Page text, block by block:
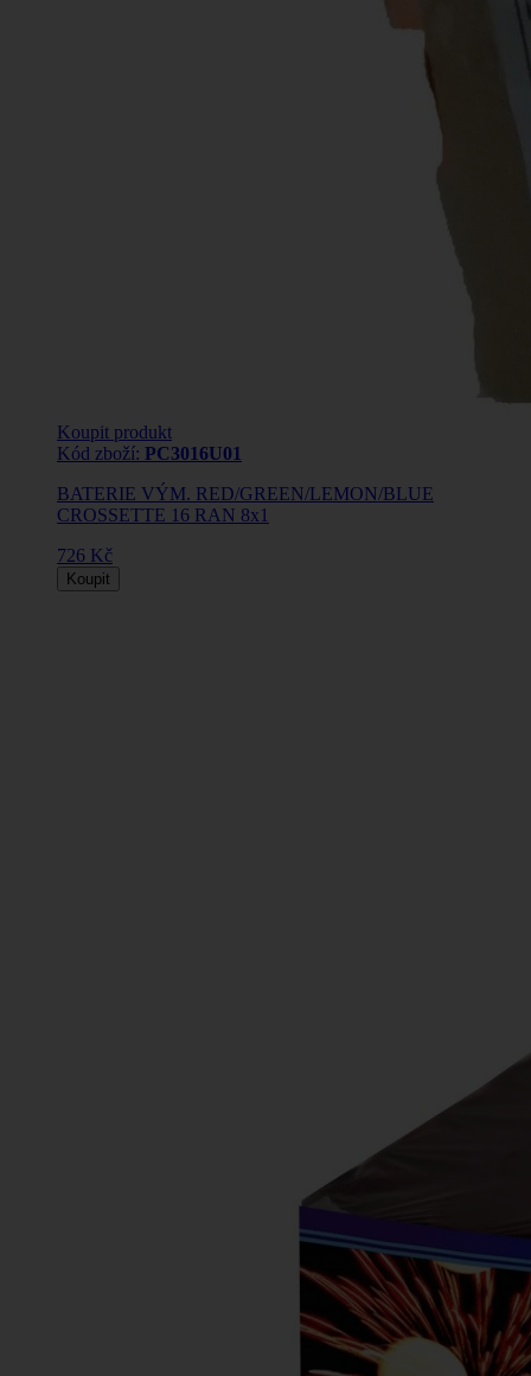
Koupit produkt
Kód zboží: PC3016U01
BATERIE VÝM. RED/GREEN/LEMON/BLUE
CROSSETTE 16 RAN 8x1
726 Kč
Koupit